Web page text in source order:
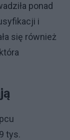
ponad
i
się również
tys.